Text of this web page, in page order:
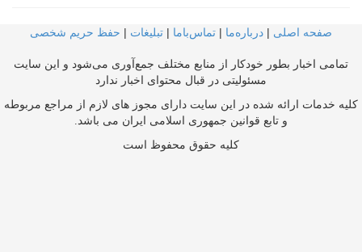
صفحه اصلی | درباره‌ما | تماس‌با‌ما | تبلیغات | حفظ حریم شخصی
تمامی اخبار بطور خودکار از منابع مختلف جمع‌آوری می‌شود و این سایت
مسئولیتی در قبال محتوای اخبار ندارد
کلیه خدمات ارائه شده در این سایت دارای مجوز های لازم از مراجع مربوطه
و تابع قوانین جمهوری اسلامی ایران می باشد.
کلیه حقوق محفوظ است